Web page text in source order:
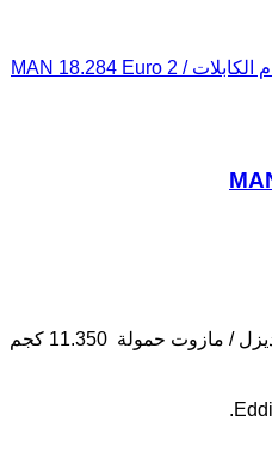
نظام الكابلات MAN 18.284 Euro 2 /
/ مازوت حمولة 11.350 كجم